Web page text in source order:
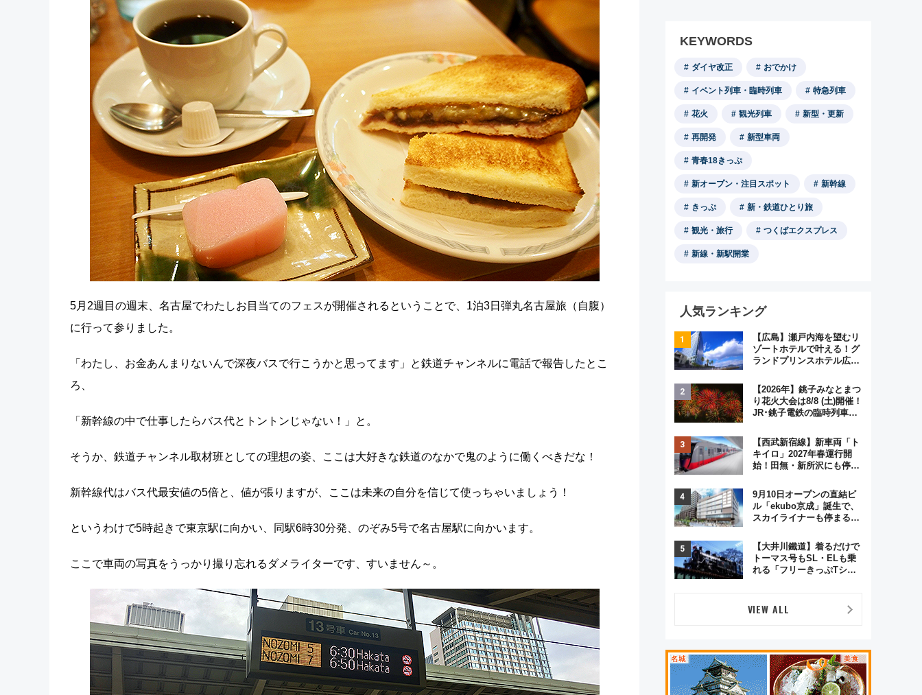
5月2週目の週末、名古屋でわたしお目当てのフェスが開催されるということで、1泊3日弾丸名古屋旅（自腹）
に行って参りました。
「わたし、お金あんまりないんで深夜バスで行こうかと思ってます」と鉄道チャンネルに電話で報告したとこ
ろ、
「新幹線の中で仕事したらバス代とトントンじゃない！」と。
そうか、鉄道チャンネル取材班としての理想の姿、ここは大好きな鉄道のなかで鬼のように働くべきだな！
新幹線代はバス代最安値の5倍と、値が張りますが、ここは未来の自分を信じて使っちゃいましょう！
というわけで5時起きで東京駅に向かい、同駅6時30分発、のぞみ5号で名古屋駅に向かいます。
ここで車両の写真をうっかり撮り忘れるダメライターです、すいません～。
KEYWORDS
ダイヤ改正 おでかけ
イベント列車・臨時列車 特急列車
花火 観光列車 新型・更新
再開発 新型車両
青春18きっぷ
新オープン・注目スポット 新幹線
きっぷ 新・鉄道ひとり旅
観光・旅行 つくばエクスプレス
新線・新駅開業
人気ランキング
【広島】瀬戸内海を望むリ
ゾートホテルで叶える！グ
ランドプリンスホテル広島
ジュアルパーティープラン
【2026年】銚子みなとまつ
り花火大会は8/8 (土)開催！
JR･銚子電鉄の臨時列車や
く8,000発の大迫力＆屋台
を満喫
【西武新宿線】新車両「ト
キイロ」2027年春運行開
始！田無・新所沢にも停
弾」も
9月10日オープンの直結ビ
ル「ekubo京成」誕生で、
スカイライナーも停まる巨
変わる？ 全テナント情報も
公開！
【大井川鐵道】着るだけで
トーマス号もSL・ELも乗
れる「フリーきっぷTシャ
VIEW ALL